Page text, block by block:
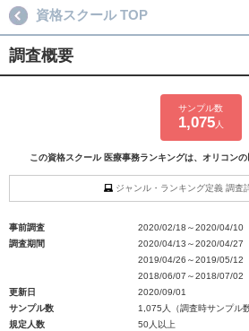
資格スクール TOP
調査概要
サンプル数
1,075人
この資格スクール 医療事務ランキングは、オリコンの
ジャンル・ランキング定義 調査
事前調査
2020/02/18～2020/04/10
調査期間
2020/04/13～2020/04/27
2019/04/26～2019/05/12
2018/06/07～2018/07/02
更新日
2020/09/01
サンプル数
1,075人（調査時サンプル
規定人数
50人以上